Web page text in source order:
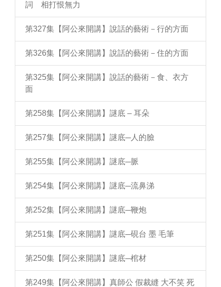
詞 相打恨無力
第327集【阿公來開講】說話的藝術－行的方面
第326集【阿公來開講】說話的藝術－住的方面
第325集【阿公來開講】說話的藝術－食、衣方
面
第258集【阿公來開講】謎底 – 耳朵
第257集【阿公來開講】謎底─人的臉
第255集【阿公來開講】謎底─脈
第254集【阿公來開講】謎底─流鼻涕
第252集【阿公來開講】謎底─鞭炮
第251集【阿公來開講】謎底─硯台 墨 毛筆
第250集【阿公來開講】謎底─棺材
第249集【阿公來開講】真師公 假裁縫 大不笑 死